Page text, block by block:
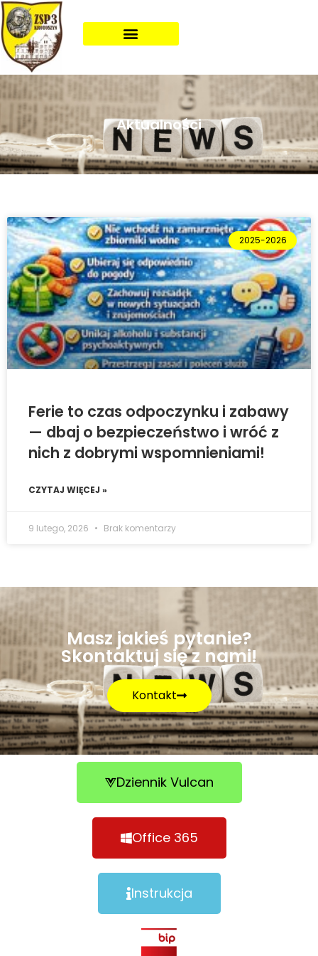
Aktualności
2025-2026
Ferie to czas odpoczynku i zabawy
— dbaj o bezpieczeństwo i wróć z
nich z dobrymi wspomnieniami!
CZYTAJ WIĘCEJ »
9 lutego, 2026 Brak komentarzy
Masz jakieś pytanie?
Skontaktuj się z nami!
Kontakt
Dziennik Vulcan
Office 365
Instrukcja